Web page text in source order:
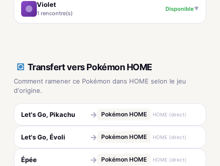
Violet
1 rencontre(s)
Disponible▼
Transfert vers Pokémon HOME
Comment ramener ce Pokémon dans HOME selon le jeu
d'origine.
Let's Go, Pikachu → Pokémon HOME HOME (direct)
Let's Go, Évoli → Pokémon HOME HOME (direct)
Épée → Pokémon HOME HOME (direct)